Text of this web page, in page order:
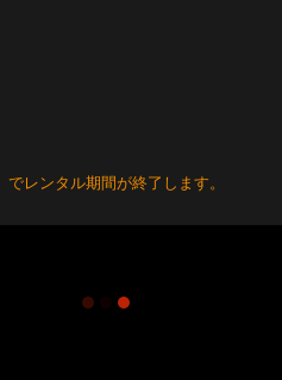
レンタル期間が終了します。